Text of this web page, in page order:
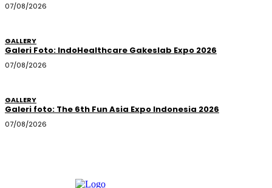
07/08/2026
GALLERY
Galeri Foto: IndoHealthcare Gakeslab Expo 2026
07/08/2026
GALLERY
Galeri foto: The 6th Fun Asia Expo Indonesia 2026
07/08/2026